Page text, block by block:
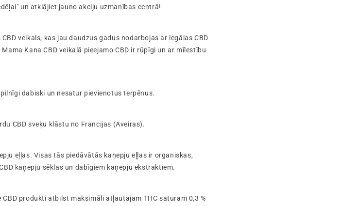
un atklājiet jauno akciju uzmanības centrā!
veikals, kas jau daudzus gadus nodarbojas ar legālas CBD
Kana CBD veikalā pieejamo CBD ir rūpīgi un ar mīlestību
dabiski un nesatur pievienotus terpēnus.
CBD sveķu klāstu no Francijas (Aveiras).
eļļas. Visas tās piedāvātās kaņepju eļļas ir organiskas,
kaņepju sēklas un dabīgiem kaņepju ekstraktiem.
produkti atbilst maksimāli atļautajam THC saturam 0,3 %